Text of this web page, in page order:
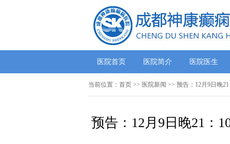
医院首页 医院简介 医院医生
当前位置： 首页 >> 医院新闻 >> 预告：12月9日晚
预告：12月9日晚21：